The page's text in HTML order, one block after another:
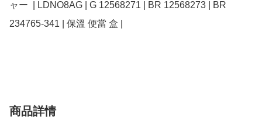
ャー  | LDNO8AG | G 12568271 | BR 12568273 | BR
234765-341 | 保溫 便當 盒 |
商品詳情